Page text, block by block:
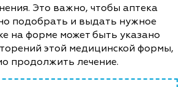
Это важно, чтобы аптека
подобрать и выдать нужное
на форме может быть указано
этой медицинской формы,
продолжить лечение.